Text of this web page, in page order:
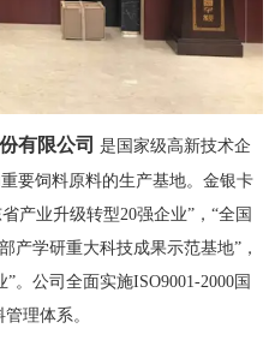
有限公司 是国家级高新技术企
要饲料原料的生产基地。金银卡
产业升级转型20强企业”，“全国
产学研重大科技成果示范基地”，
。公司全面实施ISO9001-2000国
理体系。